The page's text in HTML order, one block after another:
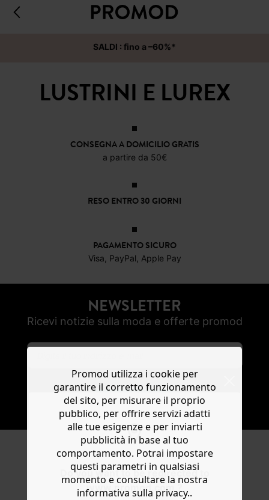
Do you want to be redirected to
www.promod.com ?
SALDI : fino a –60%*
LUSTRINI E LUREX
CONSEGNA A DOMICILIO GRATIS
a partire da 50€
RESO ENTRO 30 GIORNI
PAGAMENTO SICURO
Visa, PayPal, Apple Pay
NEWSLETTER
Ricevi notizie sulla moda e offerte promod
SOTTOSCRIVI
SEGUICI
Promod utilizza i cookie per
garantire il corretto funzionamento
del sito, per misurare il proprio
pubblico, per offrire servizi adatti
alle tue esigenze e per inviarti
pubblicità in base al tuo
comportamento. Potrai impostare
questi parametri in qualsiasi
momento e consultare la nostra
informativa sulla privacy..